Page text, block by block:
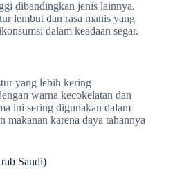
dibandingkan jenis lainnya.
lembut dan rasa manis yang
dalam keadaan segar.
yang lebih kering
warna kecokelatan dan
ini sering digunakan dalam
makanan karena daya tahannya
Saudi)